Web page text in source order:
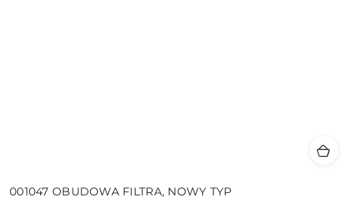
001047 OBUDOWA FILTRA, NOWY TYP